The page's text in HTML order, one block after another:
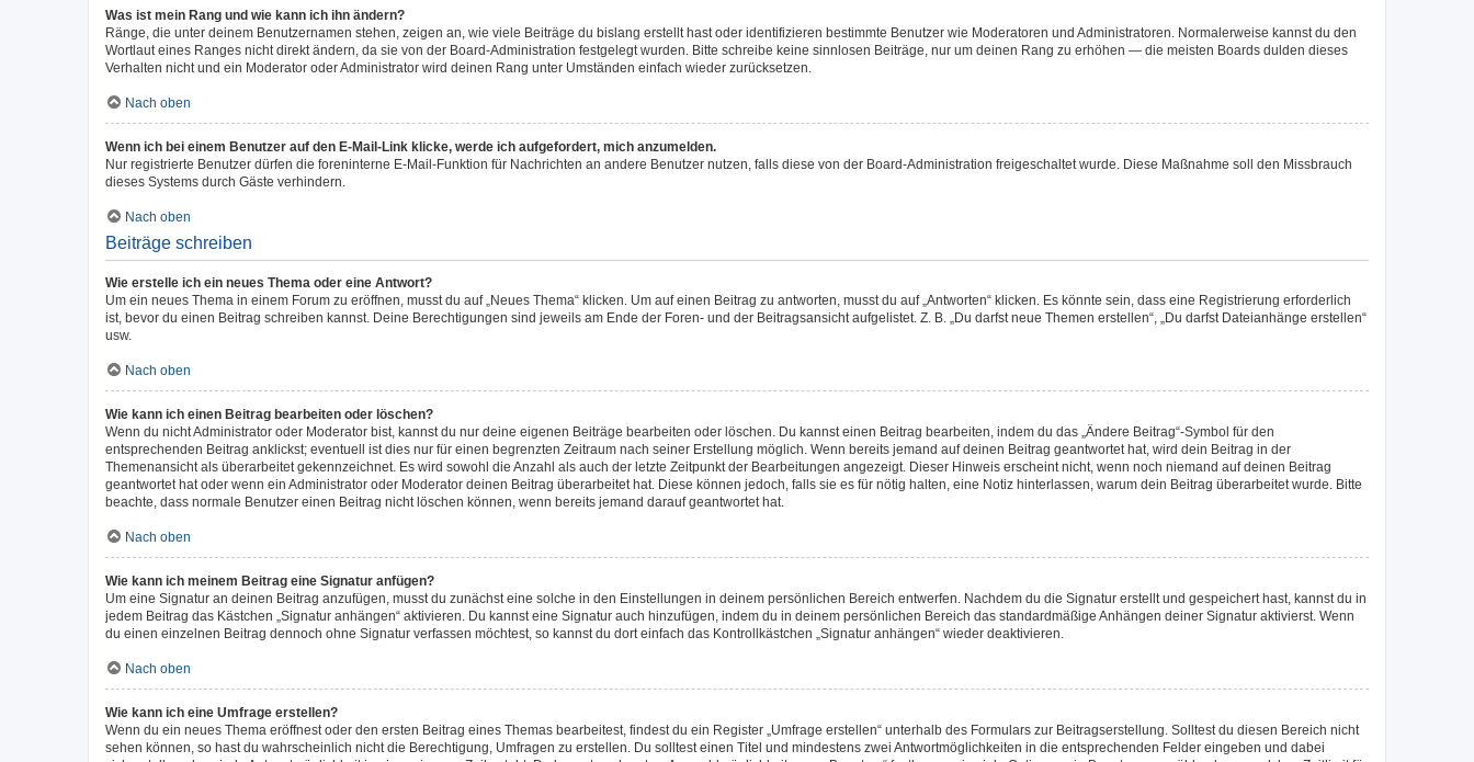
Was ist mein Rang und wie kann ich ihn ändern?
Ränge, die unter deinem Benutzernamen stehen, zeigen an, wie viele Beiträge du bislang erstellt hast oder identifizieren bestimmte Benutzer wie Moderatoren und Administratoren. Normalerweise kannst du den
Wortlaut eines Ranges nicht direkt ändern, da sie von der Board-Administration festgelegt wurden. Bitte schreibe keine sinnlosen Beiträge, nur um deinen Rang zu erhöhen — die meisten Boards dulden dieses
Verhalten nicht und ein Moderator oder Administrator wird deinen Rang unter Umständen einfach wieder zurücksetzen.
Nach oben
Wenn ich bei einem Benutzer auf den E-Mail-Link klicke, werde ich aufgefordert, mich anzumelden.
Nur registrierte Benutzer dürfen die foreninterne E-Mail-Funktion für Nachrichten an andere Benutzer nutzen, falls diese von der Board-Administration freigeschaltet wurde. Diese Maßnahme soll den Missbrauch
dieses Systems durch Gäste verhindern.
Nach oben
Beiträge schreiben
Wie erstelle ich ein neues Thema oder eine Antwort?
Um ein neues Thema in einem Forum zu eröffnen, musst du auf „Neues Thema“ klicken. Um auf einen Beitrag zu antworten, musst du auf „Antworten“ klicken. Es könnte sein, dass eine Registrierung erforderlich
ist, bevor du einen Beitrag schreiben kannst. Deine Berechtigungen sind jeweils am Ende der Foren- und der Beitragsansicht aufgelistet. Z. B. „Du darfst neue Themen erstellen“, „Du darfst Dateianhänge erstellen“
usw.
Nach oben
Wie kann ich einen Beitrag bearbeiten oder löschen?
Wenn du nicht Administrator oder Moderator bist, kannst du nur deine eigenen Beiträge bearbeiten oder löschen. Du kannst einen Beitrag bearbeiten, indem du das „Ändere Beitrag“-Symbol für den
entsprechenden Beitrag anklickst; eventuell ist dies nur für einen begrenzten Zeitraum nach seiner Erstellung möglich. Wenn bereits jemand auf deinen Beitrag geantwortet hat, wird dein Beitrag in der
Themenansicht als überarbeitet gekennzeichnet. Es wird sowohl die Anzahl als auch der letzte Zeitpunkt der Bearbeitungen angezeigt. Dieser Hinweis erscheint nicht, wenn noch niemand auf deinen Beitrag
geantwortet hat oder wenn ein Administrator oder Moderator deinen Beitrag überarbeitet hat. Diese können jedoch, falls sie es für nötig halten, eine Notiz hinterlassen, warum dein Beitrag überarbeitet wurde. Bitte
beachte, dass normale Benutzer einen Beitrag nicht löschen können, wenn bereits jemand darauf geantwortet hat.
Nach oben
Wie kann ich meinem Beitrag eine Signatur anfügen?
Um eine Signatur an deinen Beitrag anzufügen, musst du zunächst eine solche in den Einstellungen in deinem persönlichen Bereich entwerfen. Nachdem du die Signatur erstellt und gespeichert hast, kannst du in
jedem Beitrag das Kästchen „Signatur anhängen“ aktivieren. Du kannst eine Signatur auch hinzufügen, indem du in deinem persönlichen Bereich das standardmäßige Anhängen deiner Signatur aktivierst. Wenn
du einen einzelnen Beitrag dennoch ohne Signatur verfassen möchtest, so kannst du dort einfach das Kontrollkästchen „Signatur anhängen“ wieder deaktivieren.
Nach oben
Wie kann ich eine Umfrage erstellen?
Wenn du ein neues Thema eröffnest oder den ersten Beitrag eines Themas bearbeitest, findest du ein Register „Umfrage erstellen“ unterhalb des Formulars zur Beitragserstellung. Solltest du diesen Bereich nicht
sehen können, so hast du wahrscheinlich nicht die Berechtigung, Umfragen zu erstellen. Du solltest einen Titel und mindestens zwei Antwortmöglichkeiten in die entsprechenden Felder eingeben und dabei